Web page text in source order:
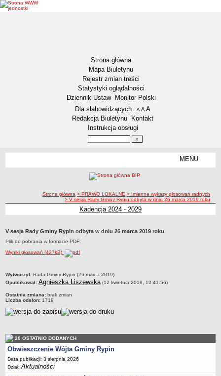
Strona główna
Mapa Biuletynu
Rejestr zmian treści
Statystyki oglądalności
Dziennik Ustaw
Monitor Polski
Menu dodatkowe
Dla słabowidzących A pomniejsz czcionkę
A standardowy rozmiar czcionki
A
Redakcja Biuletynu
Kontakt
Instrukcja obsługi
MENU
Status gminy
Lokalizacja
Dane statystyczne
Zadania publiczne
Związki i stowarzyszenia
Rejestr zbiorów danych osobowych
Rejestr instytucji kultury
RODO Klauzule informacyjne
Dane teleadresowe
Tabela informacyjna
Czas pracy urzędu
ścieżka nawigacji
Strona główna > PRAWO LOKALNE > Imienne wykazy głosowań radnych
> V sesja Rady Gminy Rypin odbyta w dniu 26 marca 2019 roku
Kadencja 2024 - 2029
V sesja Rady Gminy Rypin odbyta w dniu 26 marca 2019 roku
Plik do pobrania w formacie PDF:
Wyniki głosowań (427kB)
metryczka
Wytworzył: Rada Gminy Rypin (26 marca 2019)
Opublikował: Agnieszka Liszewska(12 kwietnia 2019, 12:41:56)
Ostatnia zmiana: brak zmian
Liczba odsłon: 1719
20 OSTATNIO DODANYCH
Obwieszczenie Wójta Gminy Rypin
Data publikacji: 3 sierpnia 2026
Dział:Aktualności